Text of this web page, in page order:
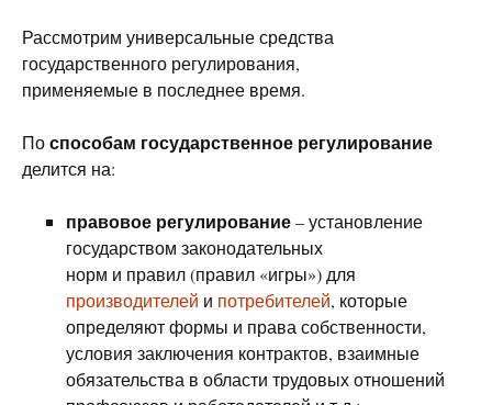
Рассмотрим универсальные средства
государственного регулирования,
применяемые в последнее время.
Поспособам государственное регулирование
делится на:
правовое регулирование– установление
государством законодательных
норм и правил (правил «игры») для
производителей и потребителей, которые
определяют формы и права собственности,
условия заключения контрактов, взаимные
обязательства в области трудовых отношений